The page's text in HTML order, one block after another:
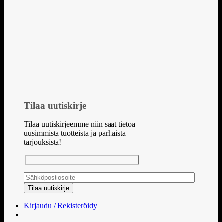
Tilaa uutiskirje
Tilaa uutiskirjeemme niin saat tietoa
uusimmista tuotteista ja parhaista
tarjouksista!
Kirjaudu / Rekisteröidy